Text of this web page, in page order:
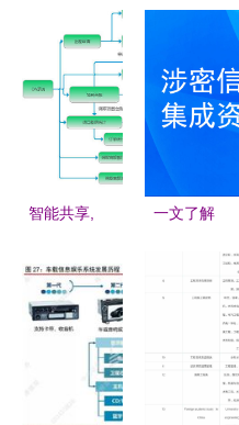
智能共享,
通达OA与
商旅系统集
成解决方案
一文了解
系统集成资
大变化（信
息技术咨询